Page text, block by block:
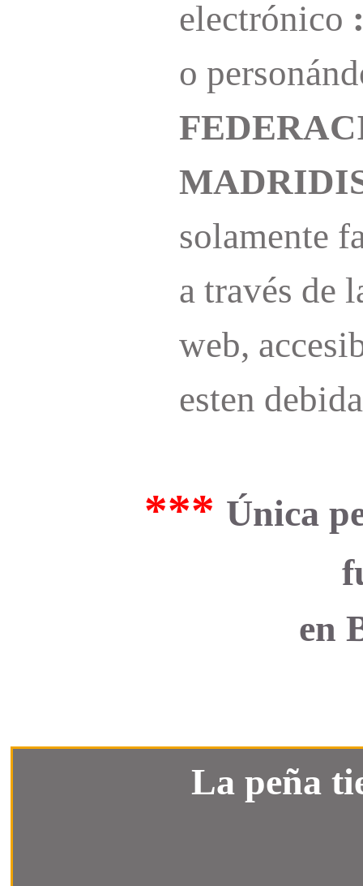
electrónico
o
solamente
a través de
web,
esten
*** Única
en
La peña